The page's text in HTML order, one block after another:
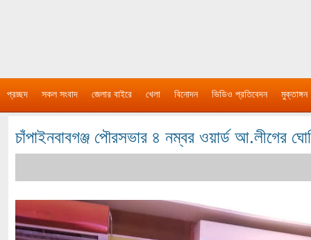
প্রচ্ছদ সকল সংবাদ জেলার বাইরে খেলা বিনোদন ভিডিও প্রতিবেদন মুক্তাঙ্গন
চাঁপাইনবাবগঞ্জ পৌরসভার ৪ নম্বর ওয়ার্ড আ.লীগের